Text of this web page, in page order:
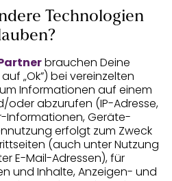
Technologien
brauchen Deine
„Ok”) bei vereinzelten
Informationen auf einem
oder abzurufen (IP-Adresse,
Informationen, Geräte-
erfolgt zum Zweck
(auch unter Nutzung
E-Mail-Adressen), für
und Inhalte, Anzeigen- und